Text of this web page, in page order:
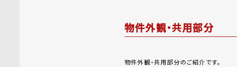
物件外観・共用部分
物件外観・共用部分のご紹介です。